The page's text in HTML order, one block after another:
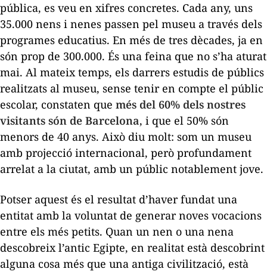
pública, es veu en xifres concretes. Cada any, uns
35.000 nens i nenes passen pel museu a través dels
programes educatius. En més de tres dècades, ja en
són prop de 300.000. És una feina que no s’ha aturat
mai. Al mateix temps, els darrers estudis de públics
realitzats al museu, sense tenir en compte el públic
escolar, constaten que més del 60% dels nostres
visitants són de Barcelona, i que el 50% són
menors de 40 anys. Això diu molt: som un museu
amb projecció internacional, però profundament
arrelat a la ciutat, amb un públic notablement jove.
Potser aquest és el resultat d’haver fundat una
entitat amb la voluntat de generar noves vocacions
entre els més petits. Quan un nen o una nena
descobreix l’antic Egipte, en realitat està descobrint
alguna cosa més que una antiga civilització, està